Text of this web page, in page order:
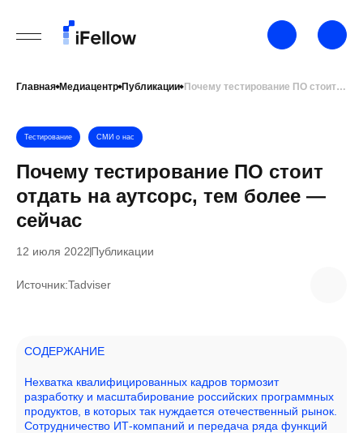
Главная Медиацентр Публикации Почему тестирование ПО стоит отдать на аутсорс, тем более — сейчас
Почему тестирование ПО стоит
отдать на аутсорс, тем более —
сейчас
Тестирование СМИ о нас
12 июля 2022Публикации
Источник:Tadviser
СОДЕРЖАНИЕ
Нехватка квалифицированных кадров тормозит
разработку и масштабирование российских программных
продуктов, в которых так нуждается отечественный рынок.
Сотрудничество ИТ-компаний и передача ряда функций